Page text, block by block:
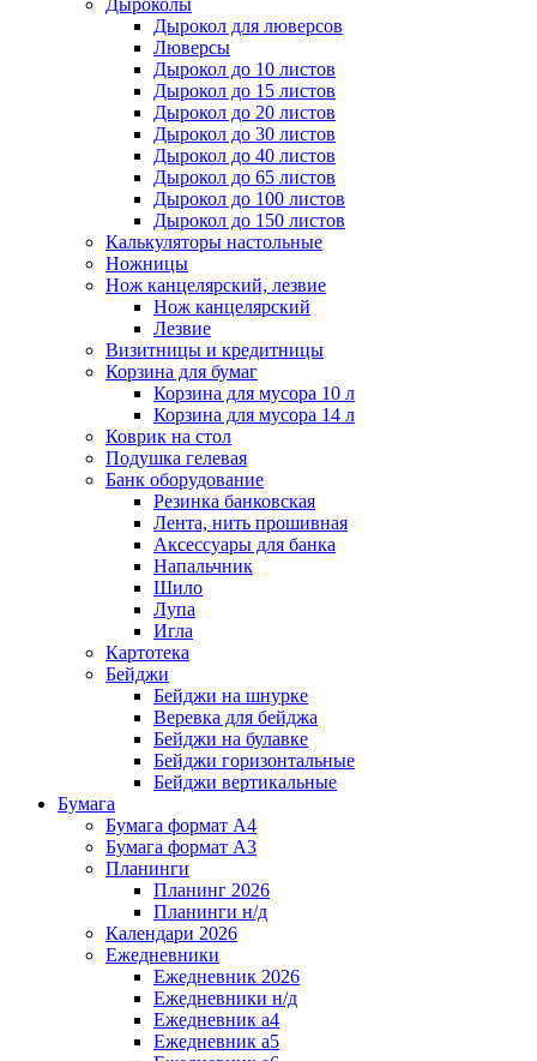
Дыроколы
Дырокол для люверсов
Люверсы
Дырокол до 10 листов
Дырокол до 15 листов
Дырокол до 20 листов
Дырокол до 30 листов
Дырокол до 40 листов
Дырокол до 65 листов
Дырокол до 100 листов
Дырокол до 150 листов
Калькуляторы настольные
Ножницы
Нож канцелярский, лезвие
Нож канцелярский
Лезвие
Визитницы и кредитницы
Корзина для бумаг
Корзина для мусора 10 л
Корзина для мусора 14 л
Коврик на стол
Подушка гелевая
Банк оборудование
Резинка банковская
Лента, нить прошивная
Аксессуары для банка
Напальчник
Шило
Лупа
Игла
Картотека
Бейджи
Бейджи на шнурке
Веревка для бейджа
Бейджи на булавке
Бейджи горизонтальные
Бейджи вертикальные
Бумага
Бумага формат А4
Бумага формат А3
Планинги
Планинг 2026
Планинги н/д
Календари 2026
Ежедневники
Ежедневник 2026
Ежедневники н/д
Ежедневник а4
Ежедневник а5